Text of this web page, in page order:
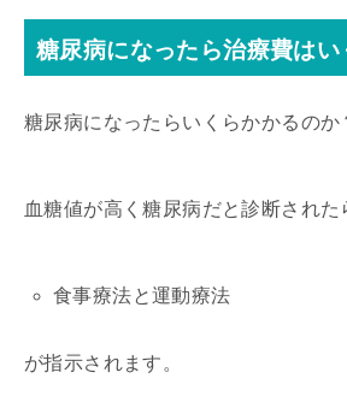
糖尿病になったら治療費は
糖尿病になったらいくらかかるのか
血糖値が高く糖尿病だと診断された
食事療法と運動療法
が指示されます。